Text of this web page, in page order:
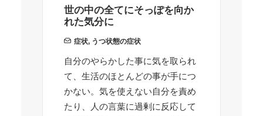
世の中の全てにそっぽを向か
れた気分に
症状, うつ状態の症状
自分のやらかした事に気を取られ
て、生活のほとんどの事が手につ
かない。気を使えない自分を責め
たり、人の言葉に過剰に反応して